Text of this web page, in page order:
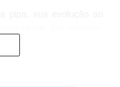
da pipa e, ao final,
a atividade haverá